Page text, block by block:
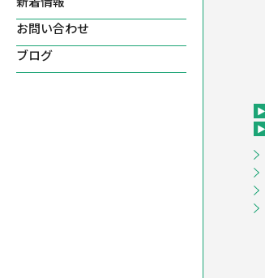
お問い合わせ
ブログ